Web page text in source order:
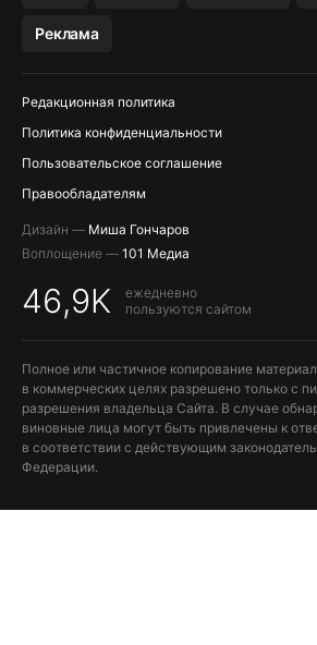
Реклама
Редакционная политика
Политика конфиденциальности
Пользовательское соглашение
Правообладателям
Дизайн — Миша Гончаров
Воплощение — 101 Медиа
46,9K
ежедневно
пользуются сайтом
Полное или частичное копирование
в коммерческих целях разрешено только с
разрешения владельца Сайта. В случае
виновные лица могут быть привлечены к
в соответствии с действующим
Федерации.